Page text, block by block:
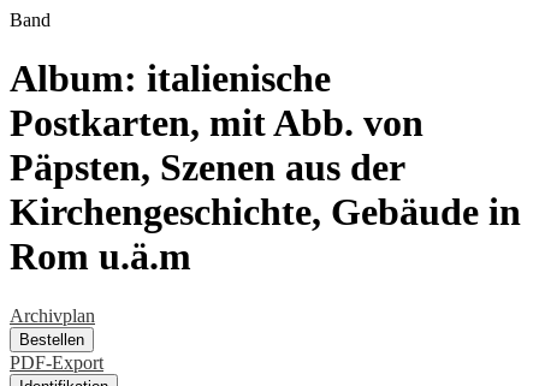
Band
Album: italienische
Postkarten, mit Abb. von
Päpsten, Szenen aus der
Kirchengeschichte, Gebäude in
Rom u.ä.m
Archivplan
Bestellen
PDF-Export